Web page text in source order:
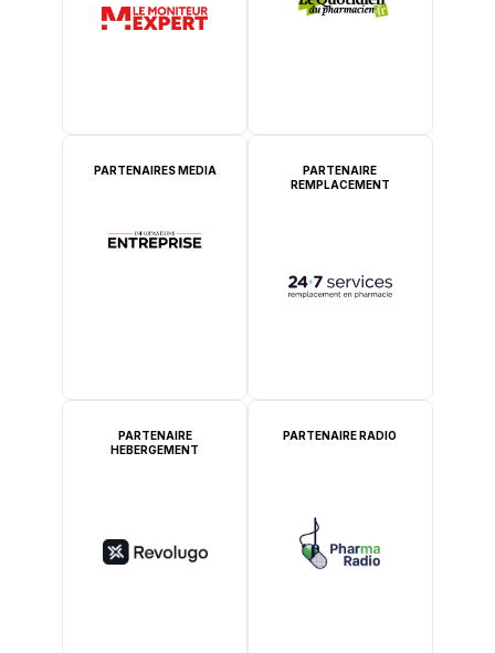
PARTENAIRES MEDIA
PARTENAIRE
REMPLACEMENT
PARTENAIRE
HEBERGEMENT
PARTENAIRE RADIO